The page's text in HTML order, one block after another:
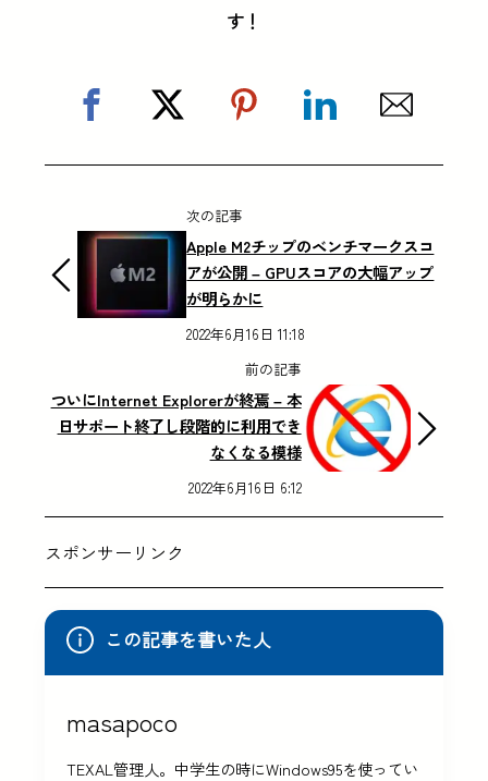
す！
次の記事
Apple M2チップのベンチマークスコ
アが公開 – GPUスコアの大幅アップ
が明らかに
2022年6月16日 11:18
前の記事
ついにInternet Explorerが終焉 – 本
日サポート終了し段階的に利用でき
なくなる模様
2022年6月16日 6:12
スポンサーリンク
この記事を書いた人
masapoco
TEXAL管理人。中学生の時にWindows95を使ってい